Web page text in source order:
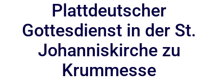
Plattdeutscher
Gottesdienst in der St.
Johanniskirche zu
Krummesse